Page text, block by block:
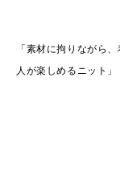
「素材に拘りながら
人が楽しめるニット」